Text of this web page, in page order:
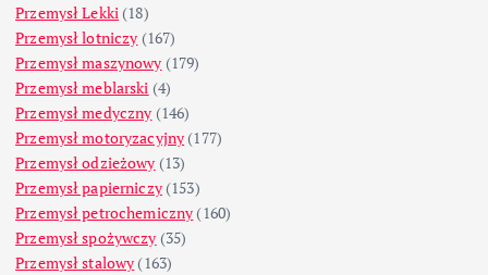
Przemysł Lekki (18)
Przemysł lotniczy (167)
Przemysł maszynowy (179)
Przemysł meblarski (4)
Przemysł medyczny (146)
Przemysł motoryzacyjny (177)
Przemysł odzieżowy (13)
Przemysł papierniczy(153)
Przemysł petrochemiczny (160)
Przemysł spożywczy (35)
Przemysł stalowy (163)